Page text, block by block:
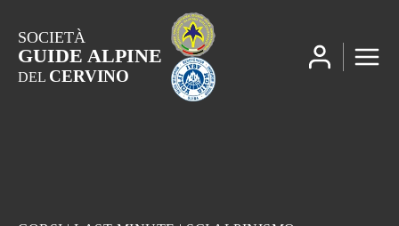
SOCIETÀ
GUIDE ALPINE
DEL CERVINO